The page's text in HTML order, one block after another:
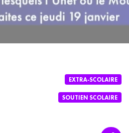
EXTRA-SCOLAIRE
SOUTIEN SCOLAIRE